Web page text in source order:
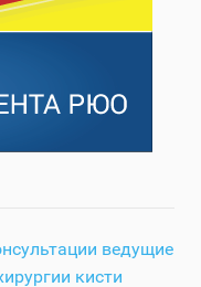
ведущие
кисти